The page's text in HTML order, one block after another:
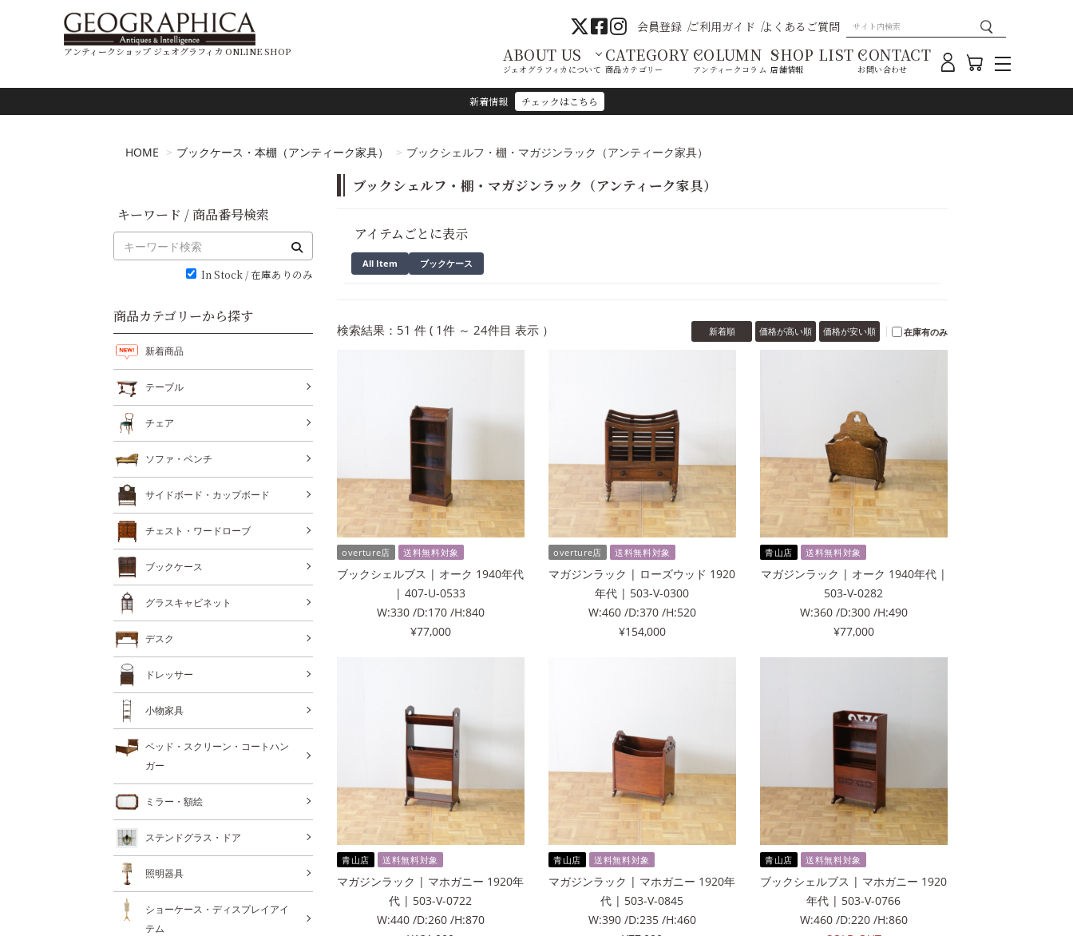
新着情報 チェックはこちら
アンティークショップ ジェオグラフィカ ONLINE SHOP
会員登録 ご利用ガイド よくあるご質問
ABOUT US
ジェオグラフィカについて
CATEGORY
商品カテゴリー
COLUMN
アンティークコラム
SHOP LIST
店舗情報
CONTACT
お問い合わせ
HOME ブックケース・本棚（アンティーク家具） ブックシェルフ・棚・マガジンラック（アンティーク家具）
ブックシェルフ・棚・マガジンラック（アンティーク家具）
アイテムごとに表示
All Item ブックケース
検索結果：51 件 ( 1件 ～ 24件目 表示 ） 新着順 価格が高い順 価格が安い順 在庫有のみ
overture店 送料無料対象
ブックシェルブス | オーク 1940年代
| 407-U-0533
W:330 /D:170 /H:840
¥77,000
overture店 送料無料対象
マガジンラック | ローズウッド 1920
年代 | 503-V-0300
W:460 /D:370 /H:520
¥154,000
青山店 送料無料対象
マガジンラック | オーク 1940年代 |
503-V-0282
W:360 /D:300 /H:490
¥77,000
青山店 送料無料対象
マガジンラック | マホガニー 1920年
代 | 503-V-0722
W:440 /D:260 /H:870
青山店 送料無料対象
マガジンラック | マホガニー 1920年
代 | 503-V-0845
W:390 /D:235 /H:460
青山店 送料無料対象
ブックシェルブス | マホガニー 1920
年代 | 503-V-0766
W:460 /D:220 /H:860
キーワード / 商品番号検索
In Stock / 在庫ありのみ
商品カテゴリーから探す
新着商品
テーブル
チェア
ソファ・ベンチ
サイドボード・カップボード
チェスト・ワードローブ
ブックケース
グラスキャビネット
デスク
ドレッサー
小物家具
ベッド・スクリーン・コートハン
ガー
ミラー・額絵
ステンドグラス・ドア
照明器具
ショーケース・ディスプレイアイ
テム